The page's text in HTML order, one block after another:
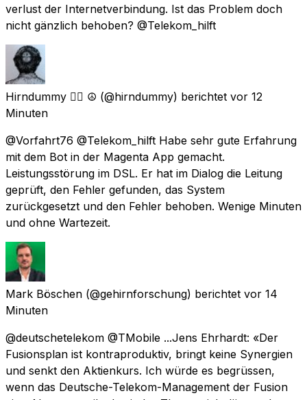
verlust der Internetverbindung. Ist das Problem doch
nicht gänzlich behoben? @Telekom_hilft
Hirndummy 🏴‍☠️ ☮ (@hirndummy) berichtet vor 12
Minuten
@Vorfahrt76 @Telekom_hilft Habe sehr gute Erfahrung
mit dem Bot in der Magenta App gemacht.
Leistungsstörung im DSL. Er hat im Dialog die Leitung
geprüft, den Fehler gefunden, das System
zurückgesetzt und den Fehler behoben. Wenige Minuten
und ohne Wartezeit.
Mark Böschen (@gehirnforschung) berichtet vor 14
Minuten
@deutschetelekom @TMobile ...Jens Ehrhardt: «Der
Fusionsplan ist kontraproduktiv, bringt keine Synergien
und senkt den Aktienkurs. Ich würde es begrüssen,
wenn das Deutsche-Telekom-Management der Fusion